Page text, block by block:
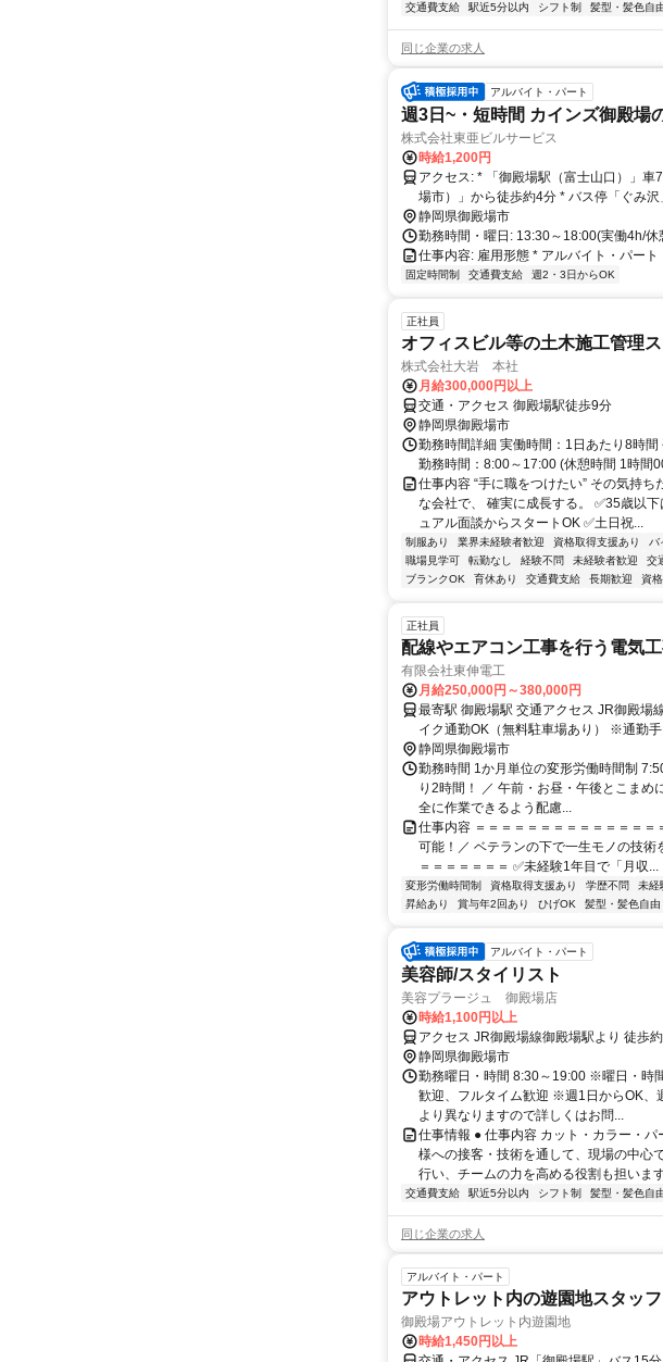
交通費支給 駅近5分以内 シフト制 髪型・髪色自
同じ企業の求人
アルバイト・パート
週3日~・短時間 カインズ御殿場
株式会社東亜ビルサービス
時給1,200円
アクセス: * 「御殿場駅（富士山口）」車7分、徒歩19分 * バス停「図書館前（御殿
場市）」から徒歩約4分 * バス停「ぐみ
静岡県御殿場市
勤務時間・曜日: 13:30～18:00(実働4h/
仕事内容: 雇用形態 * アルバイト・パート
固定時間制 交通費支給 週2・3日からOK
正社員
オフィスビル等の土木施工管理
株式会社大岩 本社
月給300,000円以上
交通・アクセス 御殿場駅徒歩9分
静岡県御殿場市
勤務時間詳細 実働時間：1日あたり8時
勤務時間：8:00～17:00 (休憩時間 1時間
仕事内容 “手に職をつけたい” その気持
な会社で、 確実に成長する。 ✅35歳以
ュアル面談からスタートOK ✅土日祝...
制服あり 業界未経験者歓迎 資格取得支援あり バ
職場見学可
転勤なし 経験不問 未経験者歓迎 交
ブランクOK
育休あり 交通費支給 長期歓迎 資
正社員
配線やエアコン工事を行う電気
有限会社東伸電工
月給250,000円～380,000円
最寄駅 御殿場駅 交通アクセス JR御殿場線「御殿場駅」より車で約10分 ★車・バ
イク通勤OK（無料駐車場あり） ※通勤手当は距離に応じて支給します（上限2万
円）。 沼津市、三島市、裾野市、小山町など周辺エリアからの通勤もしやすい環
境です。
静岡県御殿場市
勤務時間 1か月単位の変形労働時間制
り2時間！ ／ 午前・お昼・午後とこま
全に作業できるよう配慮...
仕事内容 ＝＝＝＝＝＝＝＝＝＝＝＝＝
可能！／ ベテランの下で一生モノの技術
＝＝＝＝＝＝＝ ✅未経験1年目で「月収...
変形労働時間制 資格取得支援あり 学歴不問 未経
昇給あり
賞与年2回あり ひげOK 髪型・髪色自由
アルバイト・パート
美容師/スタイリスト
美容プラージュ 御殿場店
時給1,100円以上
アクセス JR御殿場線御殿場駅より 徒歩
静岡県御殿場市
勤務曜日・時間 8:30～19:00 ※曜日・
歓迎、フルタイム歓迎 ※週1日からOK、
より異なりますので詳しくはお問...
仕事情報 ● 仕事内容 カット・カラー・
様への接客・技術を通して、現場の中心
行い、チームの力を高める役割も担いま
交通費支給 駅近5分以内 シフト制 髪型・髪色自
同じ企業の求人
アルバイト・パート
アウトレット内の遊園地スタッフ
御殿場アウトレット内遊園地
時給1,450円以上